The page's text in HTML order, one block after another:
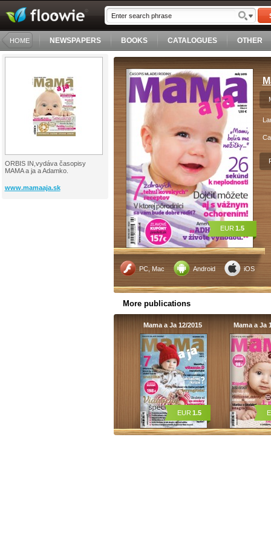
HOME NEWSPAPERS BOOKS CATALOGUES OTHER
ORBIS IN,vydáva časopisy
MAMA a ja a Adamko.
www.mamaaja.sk
PC, Mac Android iOS
EUR 1.5
More publications
Mama a Ja 12/2015
EUR 1.5
Mama a Ja